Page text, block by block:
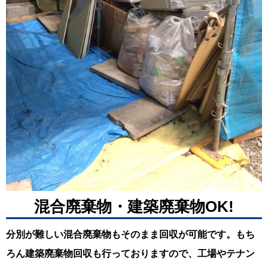
混合廃棄物・建築廃棄物OK!
分別が難しい混合廃棄物もそのまま回収が可能です。もち
ろん建築廃棄物回収も行っておりますので、工場やテナン